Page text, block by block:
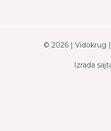
© 2026 | Vidokrug |
Izrada